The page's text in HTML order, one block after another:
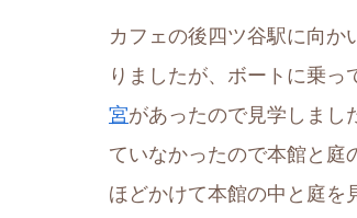
カフェの後四ツ谷駅に向か
りましたが、ボートに乗っ
宮があったので見学しまし
ていなかったので本館と庭
ほどかけて本館の中と庭を